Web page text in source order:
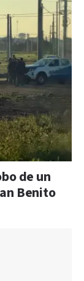
de un
Benito